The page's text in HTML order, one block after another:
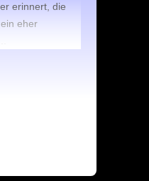
erinnert, die
eher